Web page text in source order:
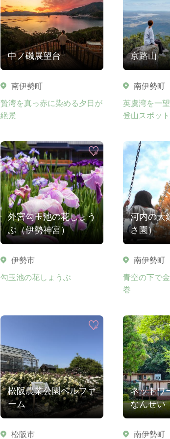
中ノ磯展望台
南伊勢町
贄湾を真っ赤に染める夕日が
絶景
京路山
南伊勢町
英虞湾を一
登山スポット
外宮勾玉池の花しょう
ぶ（伊勢神宮）
伊勢市
勾玉池の花しょうぶ
河内の大
さ園）
南伊勢町
青空の下で
巻
松阪農業公園ベルファ
ーム
松阪市
ネットワ
なんせい
南伊勢町